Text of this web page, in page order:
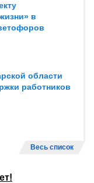
в
области
работников
Весь список